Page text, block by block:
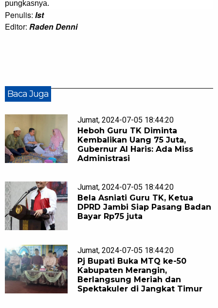
pungkasnya.
Penulis: Ist
Editor: Raden Denni
Baca Juga
Jumat, 2024-07-05 18:44:20
Heboh Guru TK Diminta
Kembalikan Uang 75 Juta,
Gubernur Al Haris: Ada Miss
Administrasi
Jumat, 2024-07-05 18:44:20
Bela Asniati Guru TK, Ketua
DPRD Jambi Siap Pasang Badan
Bayar Rp75 juta
Jumat, 2024-07-05 18:44:20
Pj Bupati Buka MTQ ke-50
Kabupaten Merangin,
Berlangsung Meriah dan
Spektakuler di Jangkat Timur